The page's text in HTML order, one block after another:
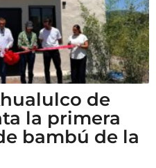
de
la primera
bambú de la